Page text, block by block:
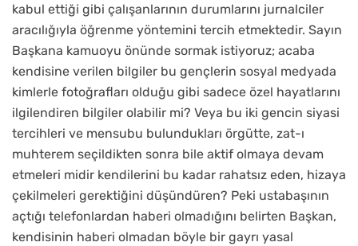
kabul ettiği gibi çalışanlarının durumlarını jurnalciler
aracılığıyla öğrenme yöntemini tercih etmektedir. Sayın
Başkana kamuoyu önünde sormak istiyoruz; acaba
kendisine verilen bilgiler bu gençlerin sosyal medyada
kimlerle fotoğrafları olduğu gibi sadece özel hayatlarını
ilgilendiren bilgiler olabilir mi? Veya bu iki gencin siyasi
tercihleri ve mensubu bulundukları örgütte, zat-ı
muhterem seçildikten sonra bile aktif olmaya devam
etmeleri midir kendilerini bu kadar rahatsız eden, hizaya
çekilmeleri gerektiğini düşündüren? Peki ustabaşının
açtığı telefonlardan haberi olmadığını belirten Başkan,
kendisinin haberi olmadan böyle bir gayrı yasal